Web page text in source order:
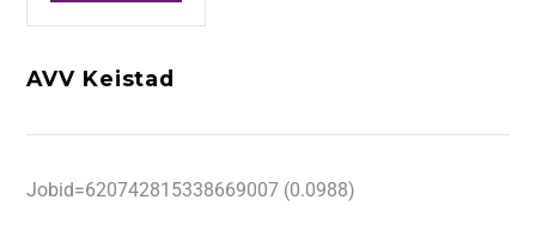
AVV Keistad
Jobid=620742815338669007 (0.0988)